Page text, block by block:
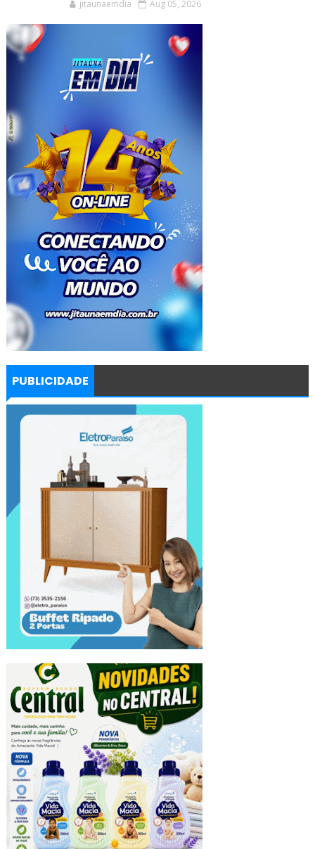
jitaunaemdia Aug 05, 2026
PUBLICIDADE